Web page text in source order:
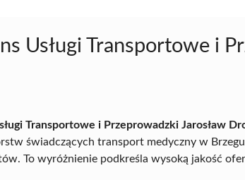
Usługi Transportowe i
Transportowe i Przeprowadzki Jarosław
świadczących transport medyczny w
To wyróżnienie podkreśla wysoką jakość